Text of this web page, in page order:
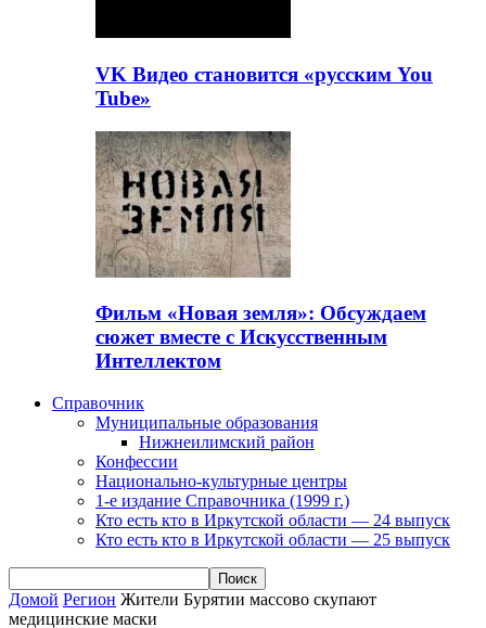
VK Видео становится «русским You
Tube»
Фильм «Новая земля»: Обсуждаем
сюжет вместе с Искусственным
Интеллектом
Справочник
Муниципальные образования
Нижнеилимский район
Конфессии
Национально-культурные центры
1-е издание Справочника (1999 г.)
Кто есть кто в Иркутской области — 24 выпуск
Кто есть кто в Иркутской области — 25 выпуск
Домой Регион Жители Бурятии массово скупают
медицинские маски